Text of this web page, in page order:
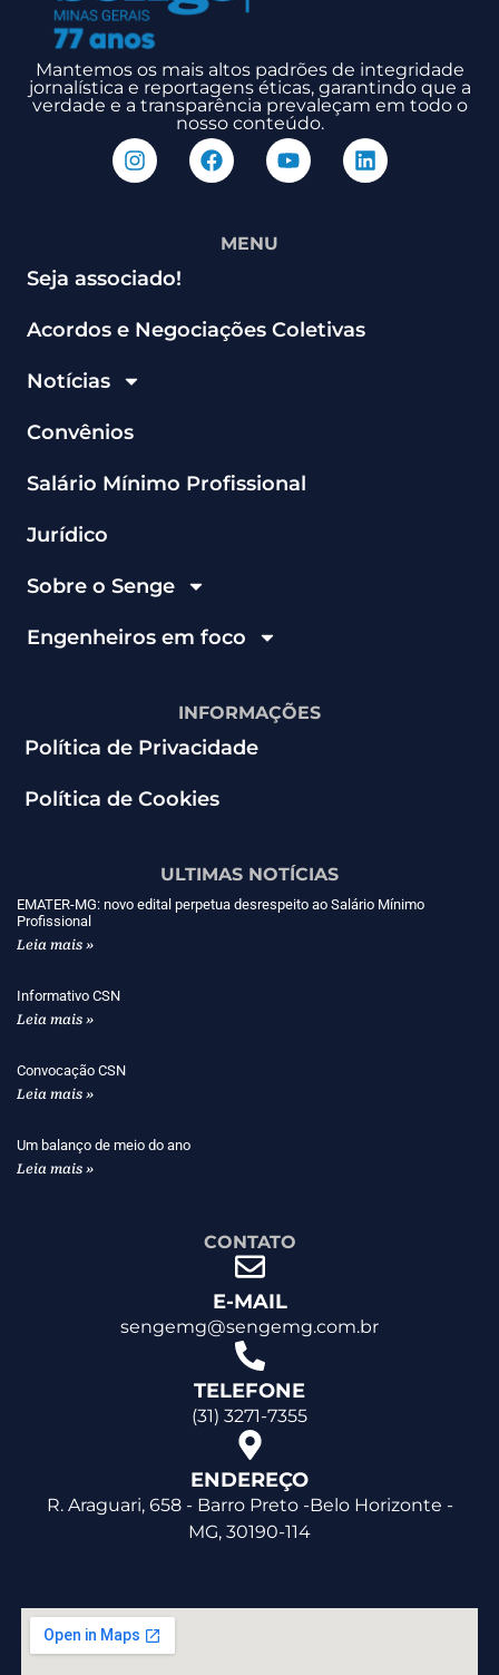
Mantemos os mais altos padrões de integridade
jornalística e reportagens éticas, garantindo que a
verdade e a transparência prevaleçam em todo o
nosso conteúdo.
MENU
Seja associado!
Acordos e Negociações Coletivas
Notícias
Convênios
Salário Mínimo Profissional
Jurídico
Sobre o Senge
Engenheiros em foco
INFORMAÇÕES
Política de Privacidade
Política de Cookies
ULTIMAS NOTÍCIAS
EMATER-MG: novo edital perpetua desrespeito ao Salário Mínimo
Profissional
Leia mais »
Informativo CSN
Leia mais »
Convocação CSN
Leia mais »
Um balanço de meio do ano
Leia mais »
CONTATO
E-MAIL
sengemg@sengemg.com.br
TELEFONE
(31) 3271-7355
ENDEREÇO
R. Araguari, 658 - Barro Preto -Belo Horizonte -
MG, 30190-114